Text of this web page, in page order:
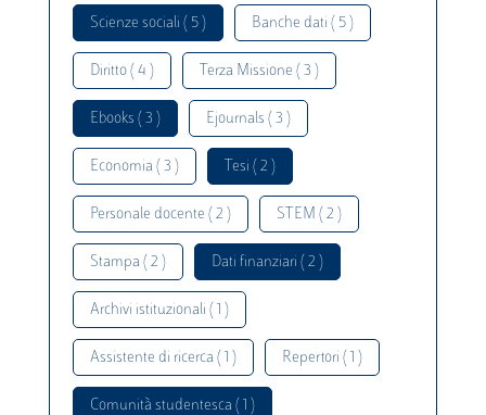
Scienze sociali ( 5 ) Banche dati ( 5 )
Diritto ( 4 ) Terza Missione ( 3 )
Ebooks ( 3 ) Ejournals ( 3 )
Economia ( 3 ) Tesi ( 2 )
Personale docente ( 2 ) STEM ( 2 )
Stampa ( 2 ) Dati finanziari ( 2 )
Archivi istituzionali ( 1 )
Assistente di ricerca ( 1 ) Repertori ( 1 )
Comunità studentesca ( 1 )